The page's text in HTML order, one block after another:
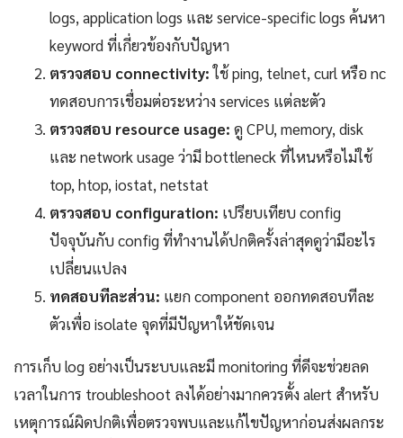
logs, application logs และ service-specific logs ค้นหา
keyword ที่เกี่ยวข้องกับปัญหา
ตรวจสอบ connectivity:ใช้ ping, telnet, curl หรือ nc
ทดสอบการเชื่อมต่อระหว่าง services แต่ละตัว
ตรวจสอบ resource usage: ดู CPU, memory, disk
และ network usage ว่ามี bottleneck ที่ไหนหรือไม่ใช้
top, htop, iostat, netstat
ตรวจสอบ configuration: เปรียบเทียบ config
ปัจจุบันกับ config ที่ทำงานได้ปกติครั้งล่าสุดดูว่ามีอะไร
เปลี่ยนแปลง
ทดสอบทีละส่วน: แยก component ออกทดสอบทีละ
ตัวเพื่อ isolate จุดที่มีปัญหาให้ชัดเจน
การเก็บ log อย่างเป็นระบบและมี monitoring ที่ดีจะช่วยลด
เวลาในการ troubleshoot ลงได้อย่างมากควรตั้ง alert สำหรับ
เหตุการณ์ผิดปกติเพื่อตรวจพบและแก้ไขปัญหาก่อนส่งผลกระ